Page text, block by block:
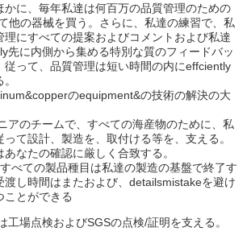
かに、毎年私達は何百万の品質管理のための
他の器械を買う。さらに、私達の練習で、私
にすべての提案およびコメントおよび私達
先に内側から集める特別な質のフィードバッ
従って、品質管理は短い時間の内にeffciently
のequipment&の技術の解決の大
アのチームで、すべての海産物のために、私
て設計、製造を、取付ける等を、支える。
なたの確認に厳しく合致する。
べての製品種目は私達の製造の基盤で終了す
渡し時間はまたおよび、detailsmistakeを避け
ことができる
工場点検およびSGSの点検/証明を支える。